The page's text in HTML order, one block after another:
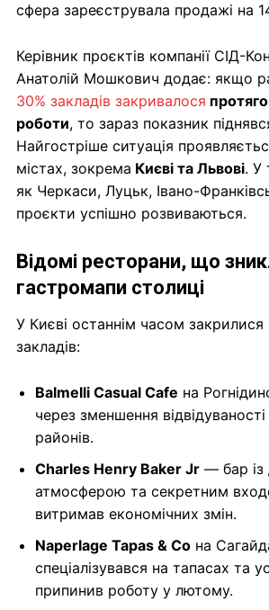
сфера зареєструвала продажі на
Керівник проєктів компанії СІД-
Анатолій Мошкович додає: якщо
30% закладів закривалося
роботи, то зараз показник
Найгостріше ситуація
містах, зокрема Києві та Львові. У
як Черкаси, Луцьк, Івано-
проєкти успішно розвиваються.
Відомі ресторани, що
гастромапи столиці
У Києві останнім часом закрилися
закладів:
Balmelli Casual Cafe на
через зменшення
районів.
Charles Henry Baker Jr — бар
атмосферою та секретним
витримав економічних змін.
Naperlage Tapas & Co на
спеціалізувався на тапасах та
припинив роботу у лютому.